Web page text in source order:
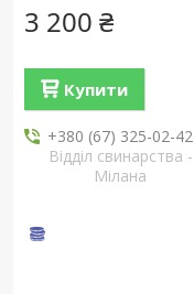
3 200 ₴
Купити
+380 (67) 325-02-42
Відділ свинарства -
Мілана